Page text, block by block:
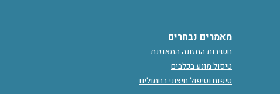
מאמרים נבחרים
חשיבות התזונה המאוזנת
טיפול מונע בכלבים
טיפוח וטיפול חיצוני בחתולים